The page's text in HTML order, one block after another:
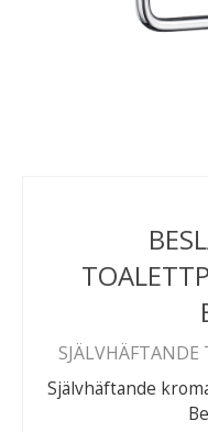
SJÄLVHÄFTANDE
Självhäftande